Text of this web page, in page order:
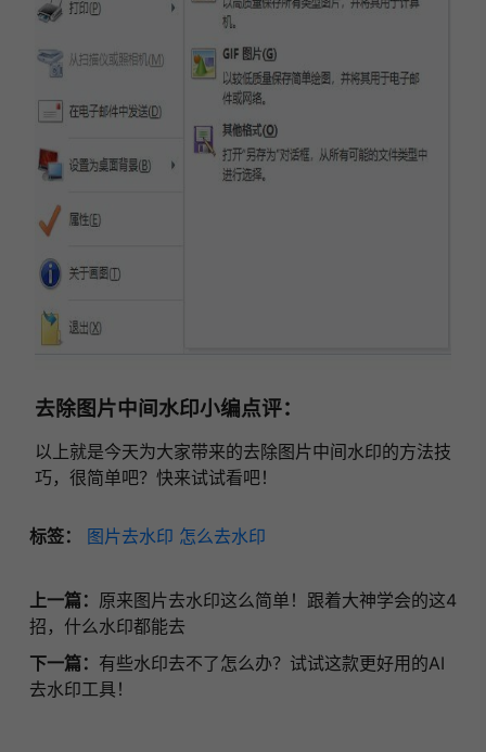
去除图片中间水印小编点评：
以上就是今天为大家带来的去除图片中间水印的方法技
巧，很简单吧？快来试试看吧！
标签： 图片去水印 怎么去水印
上一篇： 原来图片去水印这么简单！跟着大神学会的这4
招，什么水印都能去
下一篇： 有些水印去不了怎么办？试试这款更好用的AI
去水印工具！